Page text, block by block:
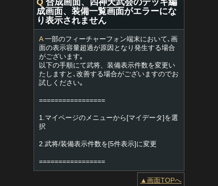
Q 合成画面、四神天武会のデッキ編
成画面、装備一覧画面がエラーにな
り表示されません
A一部のフィーチャーフォン端末において､画
面の表示容量超過が原因となり発生する場合
がございます｡
以下の手順にて武将、装備表示件数を変更い
たしますと､改善する場合がございますのでお
試しください｡
=================
1.マイページのメニューから[マイデータ]を選
択
2.武将/装備表示件数を[5件表示]に変更
=================
▲画面TOPへ